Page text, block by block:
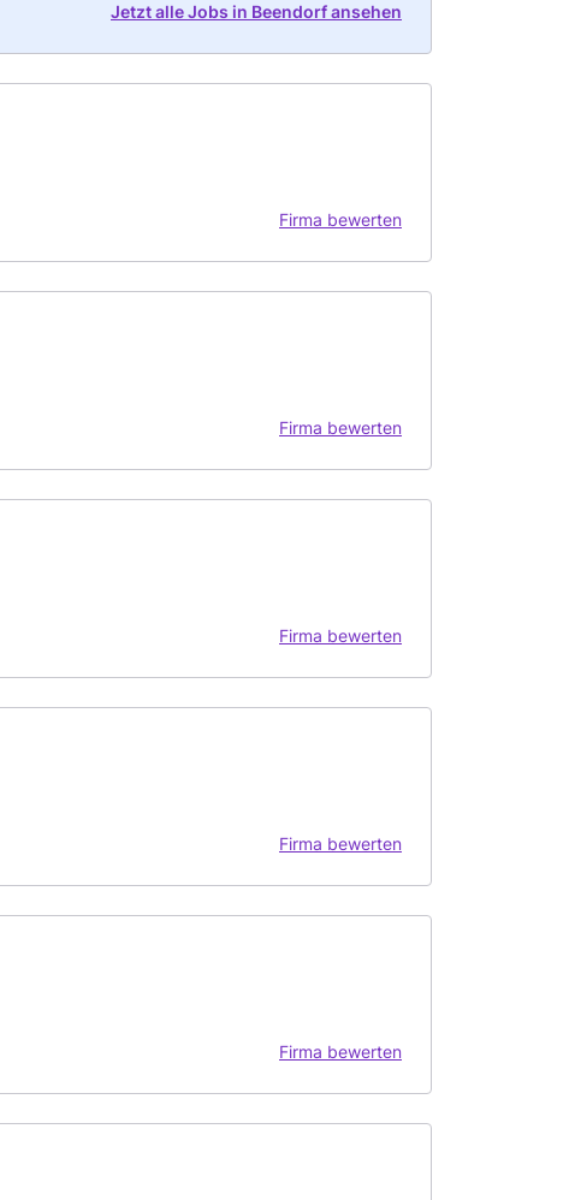
Jetzt alle Jobs in Beendorf ansehen
Firma bewerten
Firma bewerten
Firma bewerten
Firma bewerten
Firma bewerten